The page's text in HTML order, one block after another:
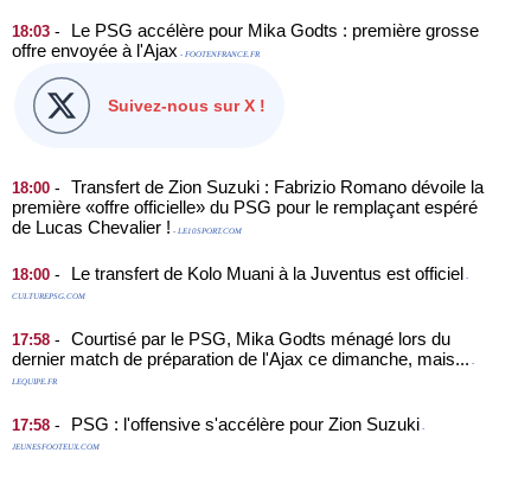
18:03 -
Le PSG accélère pour Mika Godts : première grosse
offre envoyée à l'Ajax - FOOTENFRANCE.FR
Suivez-nous sur X !
18:00 -
Transfert de Zion Suzuki : Fabrizio Romano dévoile la
première «offre officielle» du PSG pour le remplaçant espéré
de Lucas Chevalier ! - LE10SPORT.COM
18:00 - Le transfert de Kolo Muani à la Juventus est officiel -
CULTUREPSG.COM
17:58 -
Courtisé par le PSG, Mika Godts ménagé lors du
dernier match de préparation de l'Ajax ce dimanche, mais... -
LEQUIPE.FR
17:58 - PSG : l'offensive s'accélère pour Zion Suzuki -
JEUNESFOOTEUX.COM